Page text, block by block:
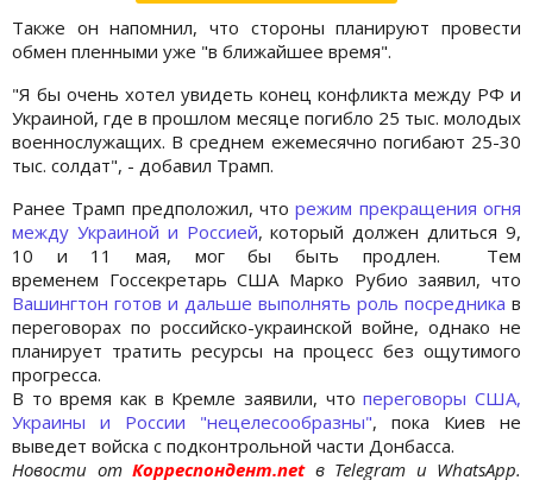
Также он напомнил, что стороны планируют провести
обмен пленными уже "в ближайшее время".
"Я бы очень хотел увидеть конец конфликта между РФ и
Украиной, где в прошлом месяце погибло 25 тыс. молодых
военнослужащих. В среднем ежемесячно погибают 25-30
тыс. солдат", - добавил Трамп.
Ранее Трамп предположил, чторежим прекращения огня
между Украиной и Россией, который должен длиться 9,
10 и 11 мая, мог бы быть продлен. Тем
временем Госсекретарь США Марко Рубио заявил, что
Вашингтон готов и дальше выполнять роль посредника в
переговорах по российско-украинской войне, однако не
планирует тратить ресурсы на процесс без ощутимого
прогресса.
В то время как в Кремле заявили, чтопереговоры США,
Украины и России "нецелесообразны", пока Киев не
выведет войска с подконтрольной части Донбасса.
Новости отКорреспондент.net в Telegram и WhatsApp.